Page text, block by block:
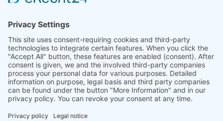
Compañía
Perfil de la compañía
Descargas
Ferias
Contacto